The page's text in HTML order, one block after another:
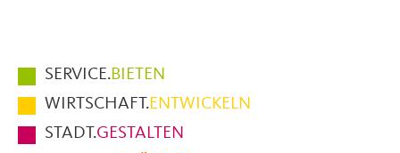
Hauptmenüpunkte
im
Fußbereich
der
SERVICE.BIETEN
WIRTSCHAFT.ENTWICKELN
STADT.GESTALTEN